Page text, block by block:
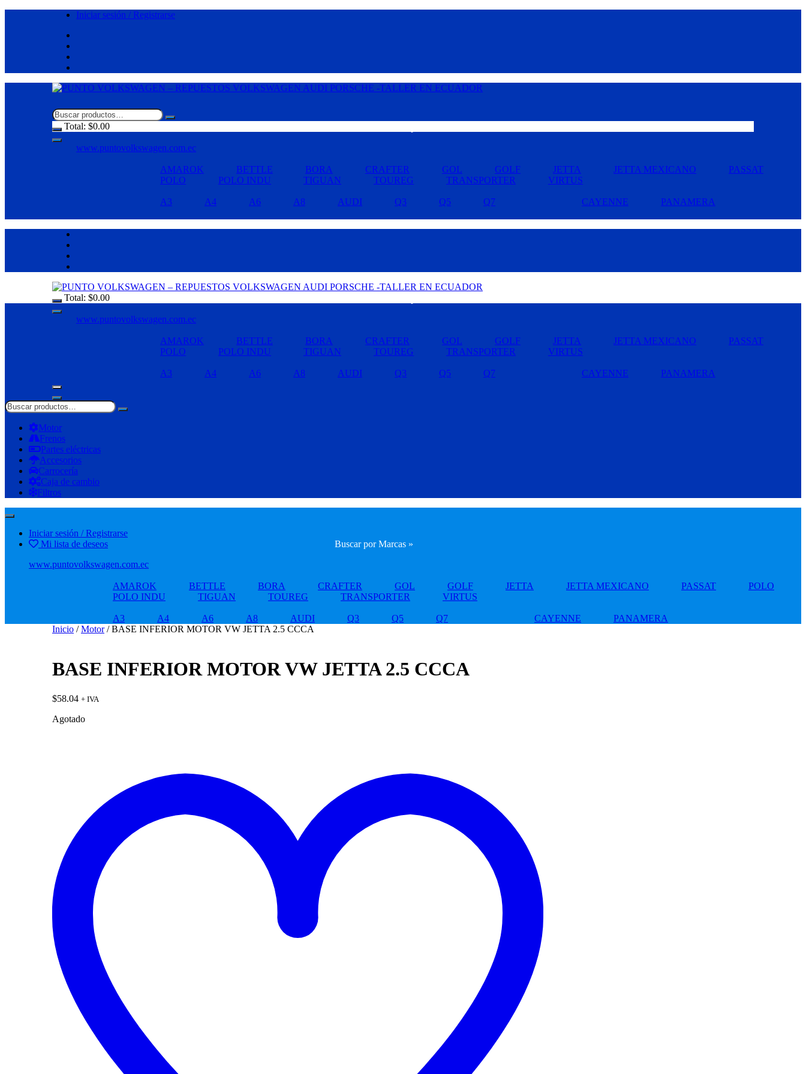
Iniciar sesión / Registrarse
Total: $0.00
www.puntovolkswagen.com.ec
AMAROK BETTLE BORA CRAFTER GOL GOLF JETTA JETTA MEXICANO
PASSAT
POLO
POLO INDU TIGUAN TOUREG TRANSPORTER VIRTUS
A3 A4 A6 A8 AUDI Q3 Q5 Q7 CAYENNE PANAMERA
Total: $0.00
www.puntovolkswagen.com.ec
AMAROK BETTLE BORA CRAFTER GOL GOLF JETTA JETTA MEXICANO
PASSAT
POLO
POLO INDU TIGUAN TOUREG TRANSPORTER VIRTUS
A3 A4 A6 A8 AUDI Q3 Q5 Q7 CAYENNE PANAMERA
Motor
Frenos
Partes eléctricas
Accesorios
Carrocería
Caja de cambio
Filtros
Iniciar sesión / Registrarse
Mi lista de deseos
www.puntovolkswagen.com.ec
Buscar por Marcas »
AMAROK BETTLE BORA CRAFTER GOL GOLF JETTA JETTA MEXICANO PASSAT
POLO
POLO INDU
TIGUAN TOUREG TRANSPORTER VIRTUS
A3 A4 A6 A8 AUDI Q3 Q5 Q7 CAYENNE
PANAMERA
Inicio /Motor/ BASE INFERIOR MOTOR VW JETTA 2.5 CCCA
BASE INFERIOR MOTOR VW JETTA 2.5 CCCA
$58.04 + IVA
Agotado